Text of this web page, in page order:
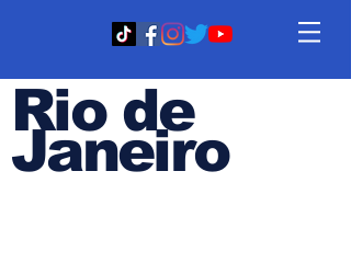
Rio de
Janeiro